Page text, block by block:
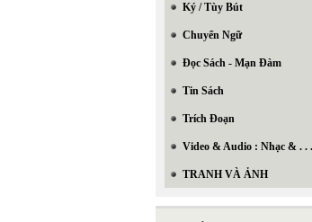
Ký / Tùy Bút
Chuyển Ngữ
Đọc Sách - Mạn Đàm
Tin Sách
Trích Đoạn
Video & Audio : Nhạc & . . .
TRANH VÀ ẢNH